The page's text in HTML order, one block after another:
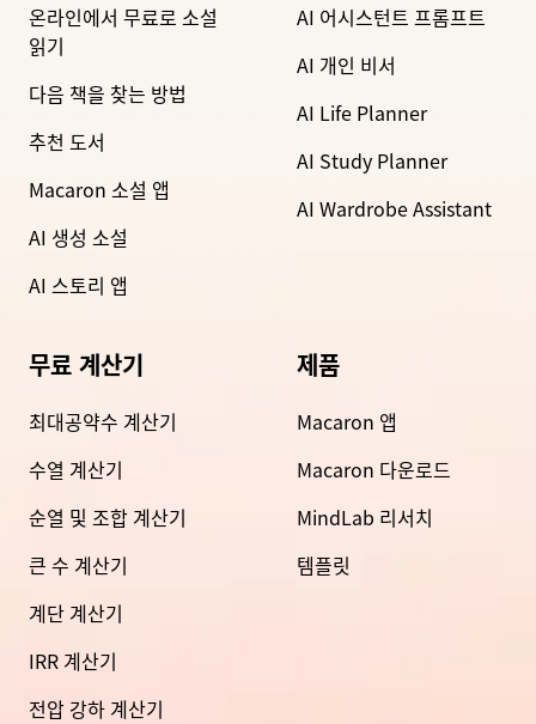
온라인에서 무료로 소설
읽기
다음 책을 찾는 방법
추천 도서
Macaron 소설 앱
AI 생성 소설
AI 스토리 앱
AI 어시스턴트 프롬프트
AI 개인 비서
AI Life Planner
AI Study Planner
AI Wardrobe Assistant
무료 계산기
최대공약수 계산기
수열 계산기
순열 및 조합 계산기
큰 수 계산기
계단 계산기
IRR 계산기
전압 강하 계산기
제품
Macaron 앱
Macaron 다운로드
MindLab 리서치
템플릿